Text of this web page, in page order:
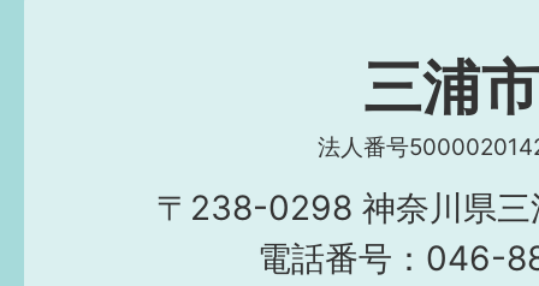
三浦市
法人番号
〒238-0298 神奈川県三
電話番号：046-